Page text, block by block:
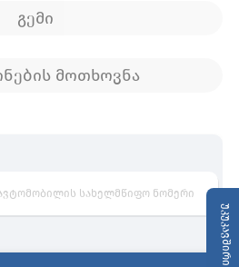
უკუკავშირი
გემი
მოთხოვნა